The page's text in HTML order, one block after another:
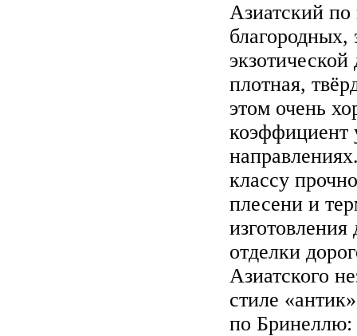
Азиатский по
плотная,
этом очень
коэффициент
классу
плесени и
отделки
Азиатского
стиле
по